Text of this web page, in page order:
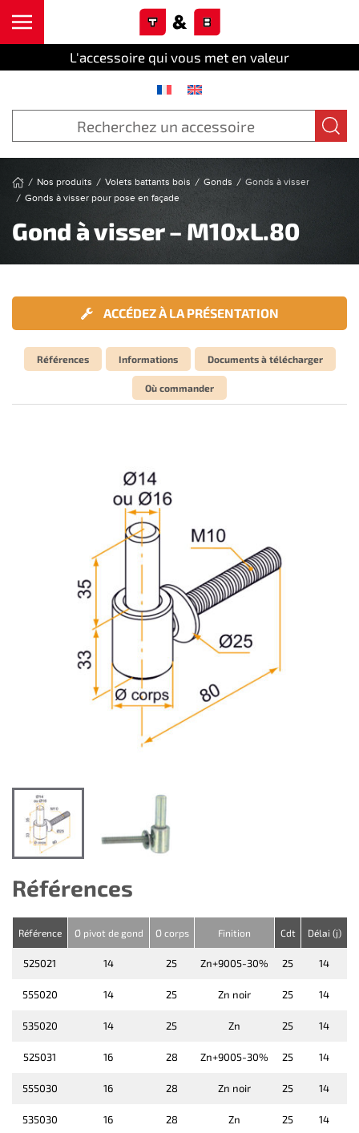
L'accessoire qui vous met en valeur
Nos produits Volets battants bois Gonds
Gonds à visser
Gonds à visser pour pose en façade
Gond à visser – M10xL.80
ACCÉDEZ À LA PRÉSENTATION
Références Informations Documents à télécharger
Où commander
Références
Référence Ø pivot de gond Ø corps Finition Cdt Délai (j)
525021 14 25 Zn+9005-30% 25 14
555020 14 25 Zn noir 25 14
535020 14 25 Zn 25 14
525031 16 28 Zn+9005-30% 25 14
555030 16 28 Zn noir 25 14
535030 16 28 Zn 25 14
Cookies management panel